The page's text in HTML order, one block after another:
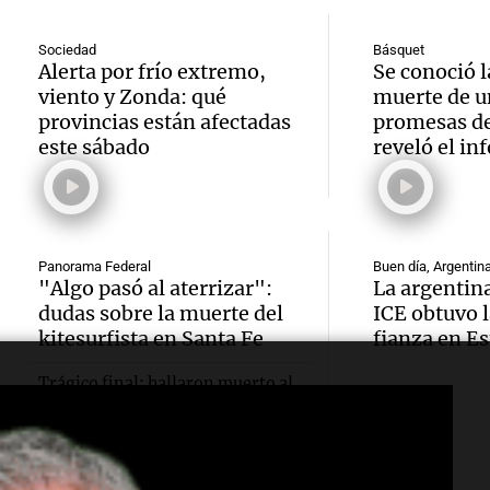
Una
Episodios
menor
CABA
Una
Episodios
una
días
Una
Episodios
Audio.
planteó
aérea
con
Audio.
por
Audio.
Sociedad
Alerta por frío extremo,
viento y Zonda: qué
provincias están afectadas
este sábado
Básquet
Se conoció
muerte de
promesas
reveló el
Panorama Federal
"Algo pasó al aterrizar":
dudas sobre la muerte del
kitesurfista en Santa Fe
Trágico final: hallaron muerto al
jueves en la Laguna Setúbal
Buen día,
La
ICE obtuvo
fianza en